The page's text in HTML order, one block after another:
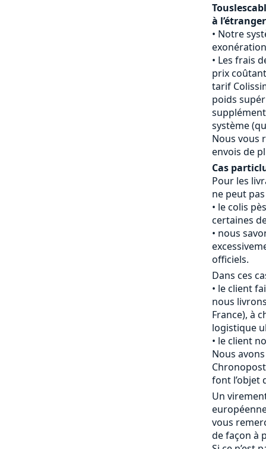
à
Notre
Les frais
prix
tarif
poids
système
Nous vous
envois de
Cas
Pour les
ne peut
le colis
certaines
nous
officiels.
Dans ces
le client
nous
France), à
logistique
le client
Nous
font l’objet
Un
vous
de façon à